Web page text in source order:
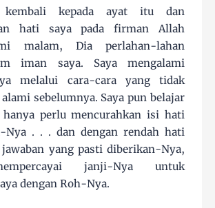
kembali kepada ayat itu dan
hati saya pada firman Allah
malam, Dia perlahan-lahan
iman saya. Saya mengalami
melalui cara-cara yang tidak
sebelumnya. Saya pun belajar
hanya perlu mencurahkan isi hati
Nya . . . dan dengan rendah hati
yang pasti diberikan-Nya,
janji-Nya untuk
dengan Roh-Nya.